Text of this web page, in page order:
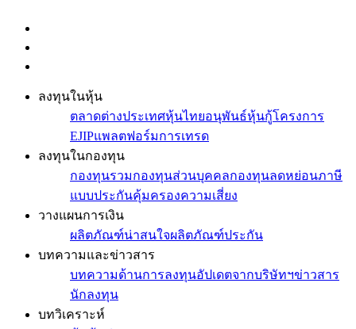
ลงทุนในหุ้น
ตลาดต่างประเทศหุ้นไทยอนุพันธ์หุ้นกู้โครงการ
EJIPแพลตฟอร์มการเทรด
ลงทุนในกองทุน
กองทุนรวมกองทุนส่วนบุคคลกองทุนลดหย่อนภาษี
แบบประกันคุ้มครองความเสี่ยง
วางแผนการเงิน
ผลิตภัณฑ์น่าสนใจผลิตภัณฑ์ประกัน
บทความและข่าวสาร
บทความด้านการลงทุนอัปเดตจากบริษัทฯข่าวสาร
นักลงทุน
บทวิเคราะห์